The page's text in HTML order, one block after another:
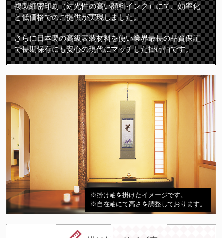
複製細密印刷（対光性の高い顔料インク）にて、効率化
と低価格でのご提供が実現しました。
さらに日本製の高級表装材料を使い業界最長の品質保証
で長期保存にも安心の現代にマッチした掛け軸です。
※掛け軸を掛けたイメージです。
※自在軸にて高さを調整しております。